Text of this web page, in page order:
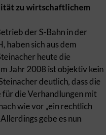
zu wirtschaftlichem
der S-Bahn in der
haben sich aus dem
heute die
Jahr 2008 ist objektiv kein
deutlich, dass die
die Verhandlungen mit
wie vor „ein rechtlich
gebe es nun